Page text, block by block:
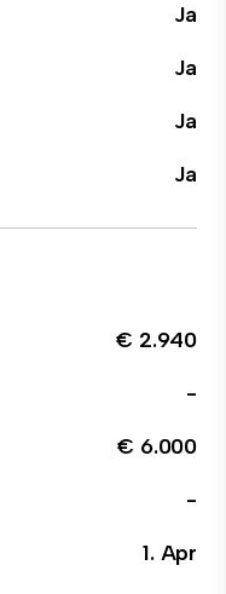
Ja
Ja
Ja
Ja
€ 2.940
-
€ 6.000
-
1. Apr